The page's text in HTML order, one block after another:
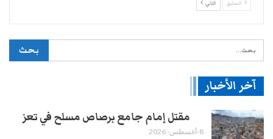
السابق التالي
آخر الأخبار
مقتل إمام جامع برصاص مسلح في تعز
8-أغسطس- 2026